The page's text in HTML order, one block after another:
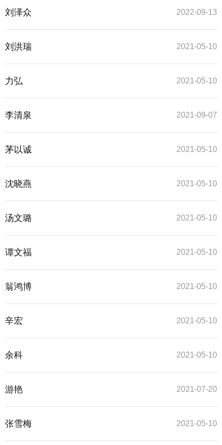
刘泽众 2022-09-13
刘洪瑞 2021-05-10
力弘 2021-05-10
李清泉 2021-09-07
茅以诚 2021-05-10
沈晓燕 2021-05-10
汤文璐 2021-05-10
谭文福 2021-05-10
翁鸿博 2021-05-10
辛宏 2021-05-10
余科 2021-05-10
游艳 2021-07-20
张雪梅 2021-05-10